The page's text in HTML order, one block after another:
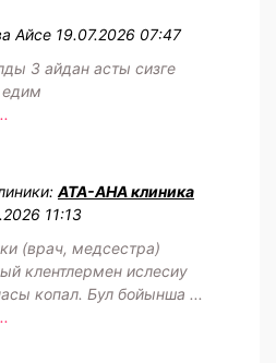
Айсе 19.07.2026 07:47
3 айдан асты сизге
едим
АТА-АНА клиника
11:13
(врач, медсестра)
клентлермен ислесиу
копал. Бул бойынша ...